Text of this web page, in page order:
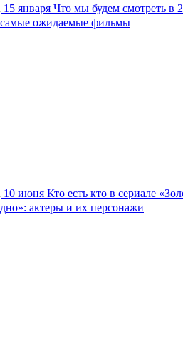
15 января Что мы будем смотреть в
самые ожидаемые фильмы
10 июня Кто есть кто в сериале
дно»: актеры и их персонажи